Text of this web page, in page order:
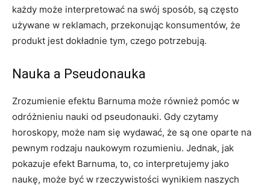
każdy może interpretować na swój sposób, są często
używane w reklamach, przekonując konsumentów, że
produkt jest dokładnie tym, czego potrzebują.
Nauka a Pseudonauka
Zrozumienie efektu Barnuma może również pomóc w
odróżnieniu nauki od pseudonauki. Gdy czytamy
horoskopy, może nam się wydawać, że są one oparte na
pewnym rodzaju naukowym rozumieniu. Jednak, jak
pokazuje efekt Barnuma, to, co interpretujemy jako
naukę, może być w rzeczywistości wynikiem naszych